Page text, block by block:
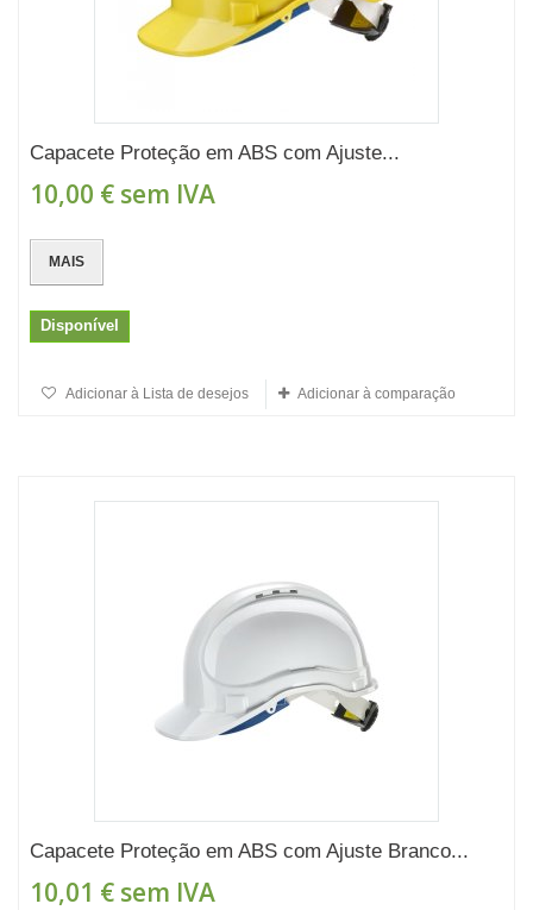
Capacete Proteção em ABS com Ajuste...
10,00 € sem IVA
MAIS
Disponível
Adicionar à Lista de desejos Adicionar à comparação
Capacete Proteção em ABS com Ajuste Branco...
10,01 € sem IVA